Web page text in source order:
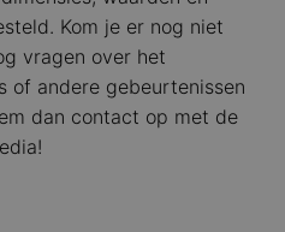
Kom je er nog niet
vragen over het
of andere gebeurtenissen
dan contact op met de